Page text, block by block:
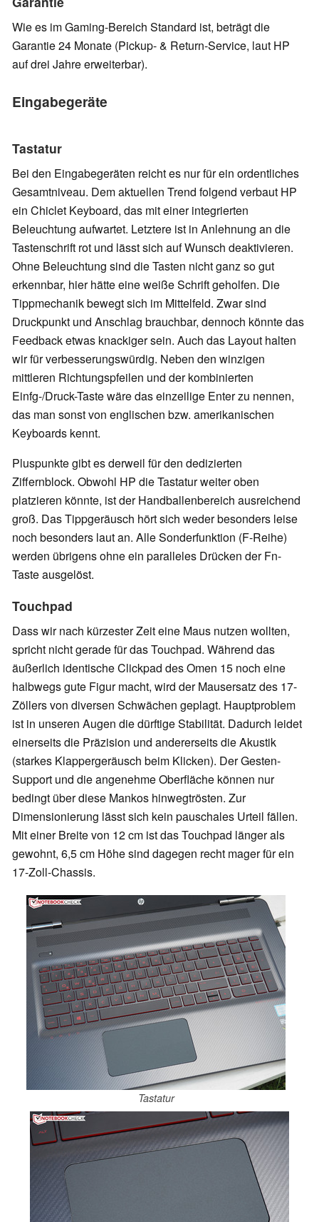
Wie es im Gaming-Bereich Standard ist, beträgt die
Garantie 24 Monate (Pickup- & Return-Service, laut HP
auf drei Jahre erweiterbar).
Eingabegeräte
Tastatur
Bei den Eingabegeräten reicht es nur für ein ordentliches
Gesamtniveau. Dem aktuellen Trend folgend verbaut HP
ein Chiclet Keyboard, das mit einer integrierten
Beleuchtung aufwartet. Letztere ist in Anlehnung an die
Tastenschrift rot und lässt sich auf Wunsch deaktivieren.
Ohne Beleuchtung sind die Tasten nicht ganz so gut
erkennbar, hier hätte eine weiße Schrift geholfen. Die
Tippmechanik bewegt sich im Mittelfeld. Zwar sind
Druckpunkt und Anschlag brauchbar, dennoch könnte das
Feedback etwas knackiger sein. Auch das Layout halten
wir für verbesserungswürdig. Neben den winzigen
mittleren Richtungspfeilen und der kombinierten
Einfg-/Druck-Taste wäre das einzeilige Enter zu nennen,
das man sonst von englischen bzw. amerikanischen
Keyboards kennt.
Pluspunkte gibt es derweil für den dedizierten
Ziffernblock. Obwohl HP die Tastatur weiter oben
platzieren könnte, ist der Handballenbereich ausreichend
groß. Das Tippgeräusch hört sich weder besonders leise
noch besonders laut an. Alle Sonderfunktion (F-Reihe)
werden übrigens ohne ein paralleles Drücken der Fn-
Taste ausgelöst.
Touchpad
Dass wir nach kürzester Zeit eine Maus nutzen wollten,
spricht nicht gerade für das Touchpad. Während das
äußerlich identische Clickpad des Omen 15 noch eine
halbwegs gute Figur macht, wird der Mausersatz des 17-
Zöllers von diversen Schwächen geplagt. Hauptproblem
ist in unseren Augen die dürftige Stabilität. Dadurch leidet
einerseits die Präzision und andererseits die Akustik
(starkes Klappergeräusch beim Klicken). Der Gesten-
Support und die angenehme Oberfläche können nur
bedingt über diese Mankos hinwegtrösten. Zur
Dimensionierung lässt sich kein pauschales Urteil fällen.
Mit einer Breite von 12 cm ist das Touchpad länger als
gewohnt, 6,5 cm Höhe sind dagegen recht mager für ein
17-Zoll-Chassis.
Tastatur